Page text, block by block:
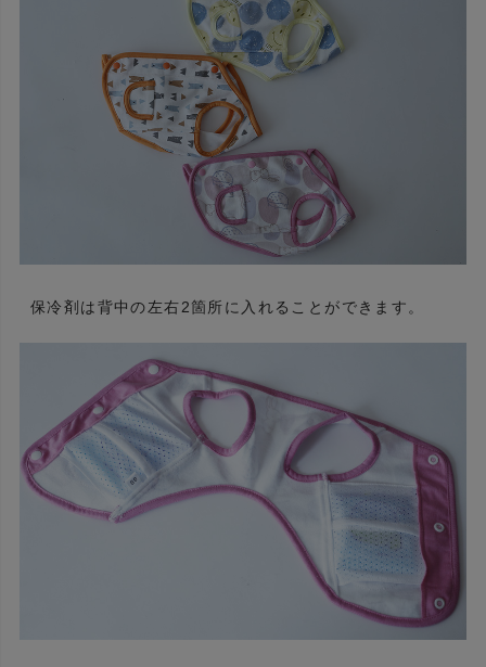
保冷剤は背中の左右2箇所に入れることができます。